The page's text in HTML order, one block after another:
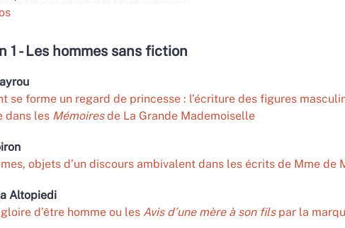
1 - Les hommes sans fiction
se forme un regard de princesse : l’écriture des figures
dans les Mémoiresde La Grande Mademoiselle
objets d’un discours ambivalent dans les écrits de Mme de
Altopiedi
d’être homme ou les Avis d’une mère à son filspar la